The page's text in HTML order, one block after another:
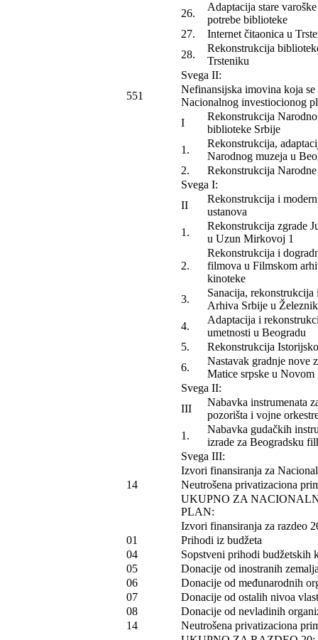
26.
Adaptacija stare
potrebe biblioteke
27.
Internet čitaonica u
28.
Rekonstrukcija
Trsteniku
Svega II:
551
Nefinansijska imovina koja
Nacionalnog investiocionog
I
Rekonstrukcija
biblioteke Srbije
1.
Rekonstrukcija,
Narodnog muzeja u
2.
Rekonstrukcija
Svega I:
II
Rekonstrukcija i
ustanova
1.
Rekonstrukcija zgrade
u Uzun Mirkovoj 1
2.
Rekonstrukcija i
filmova u Filmskom
kinoteke
3.
Sanacija, rekonstrukcija
Arhiva Srbije u
4.
Adaptacija i
umetnosti u Beogradu
5.
Rekonstrukcija
6.
Nastavak gradnje nove
Matice srpske u Novom
Svega II:
III
Nabavka instrumenata
pozorišta i vojne
1.
Nabavka gudačkih
izrade za Beogradsku
Svega III:
Izvori finansiranja za
14
Neutrošena privatizaciona
UKUPNO ZA
PLAN:
Izvori finansiranja za razdeo
01
Prihodi iz budžeta
04
Sopstveni prihodi budžetskih
05
Donacije od inostranih
06
Donacije od međunarodnih
07
Donacije od ostalih nivoa
08
Donacije od nevladinih
14
Neutrošena privatizaciona